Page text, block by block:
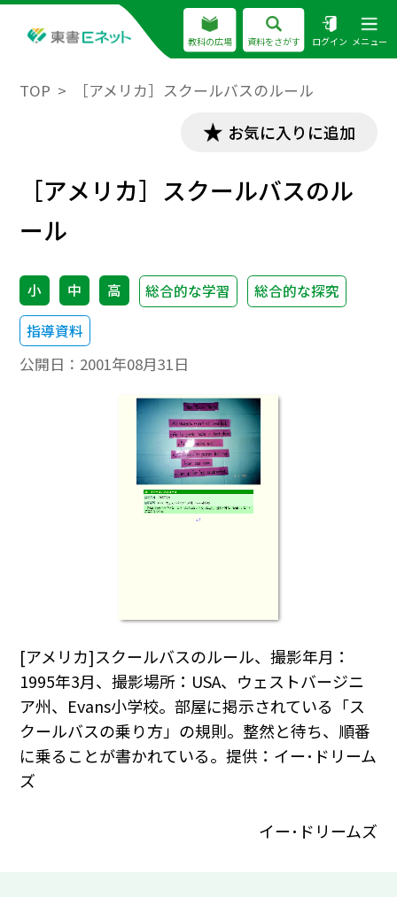
教科の広場 資料をさがす ログイン メニュー
TOP ［アメリカ］スクールバスのルール
お気に入りに追加
［アメリカ］スクールバスのル
ール
小 中 高 総合的な学習
総合的な探究
指導資料
公開日： 2001年08月31日
[アメリカ]スクールバスのルール、撮影年月：
1995年3月、撮影場所：USA、ウェストバージニ
ア州、Evans小学校。部屋に掲示されている「ス
クールバスの乗り方」の規則。整然と待ち、順番
に乗ることが書かれている。提供：イー･ドリーム
ズ
イー･ドリームズ